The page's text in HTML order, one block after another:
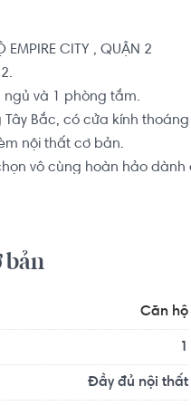
EMPIRE CITY , QUẬN 2
và 1 phòng tắm.
Bắc, có cửa kính
nội thất cơ bản.
vô cùng hoàn hảo
City còn sở hữu nguyên
tế 5 sao với mong muốn
sống hoàn mỹ, đẳng cấp
Sài Gòn.
bản
Căn hộ
1
Đầy đủ nội thất